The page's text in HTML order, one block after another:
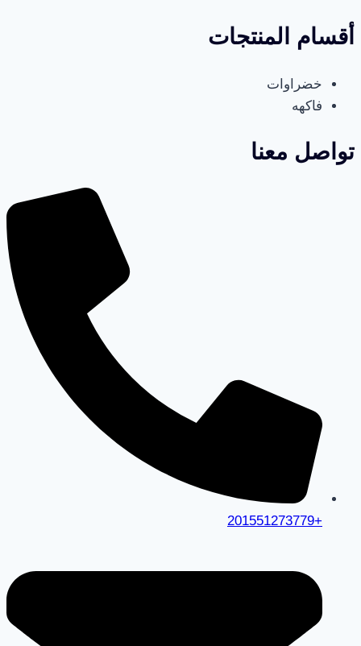
أقسام المنتجات
خضراوات
فاكهه
تواصل معنا
+201551273779